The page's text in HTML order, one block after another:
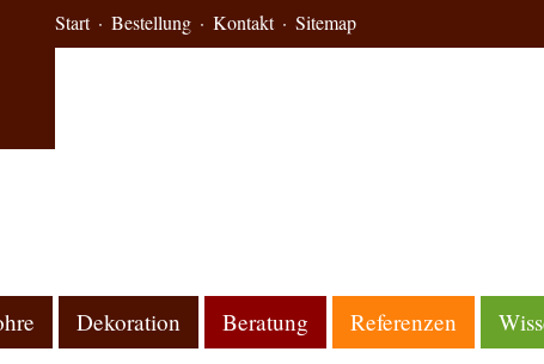
Start Bestellung Kontakt Sitemap
Dekoration Beratung Referenzen